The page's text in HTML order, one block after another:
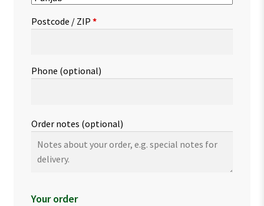
Postcode / ZIP *
Phone (optional)
Order notes (optional)
Your order